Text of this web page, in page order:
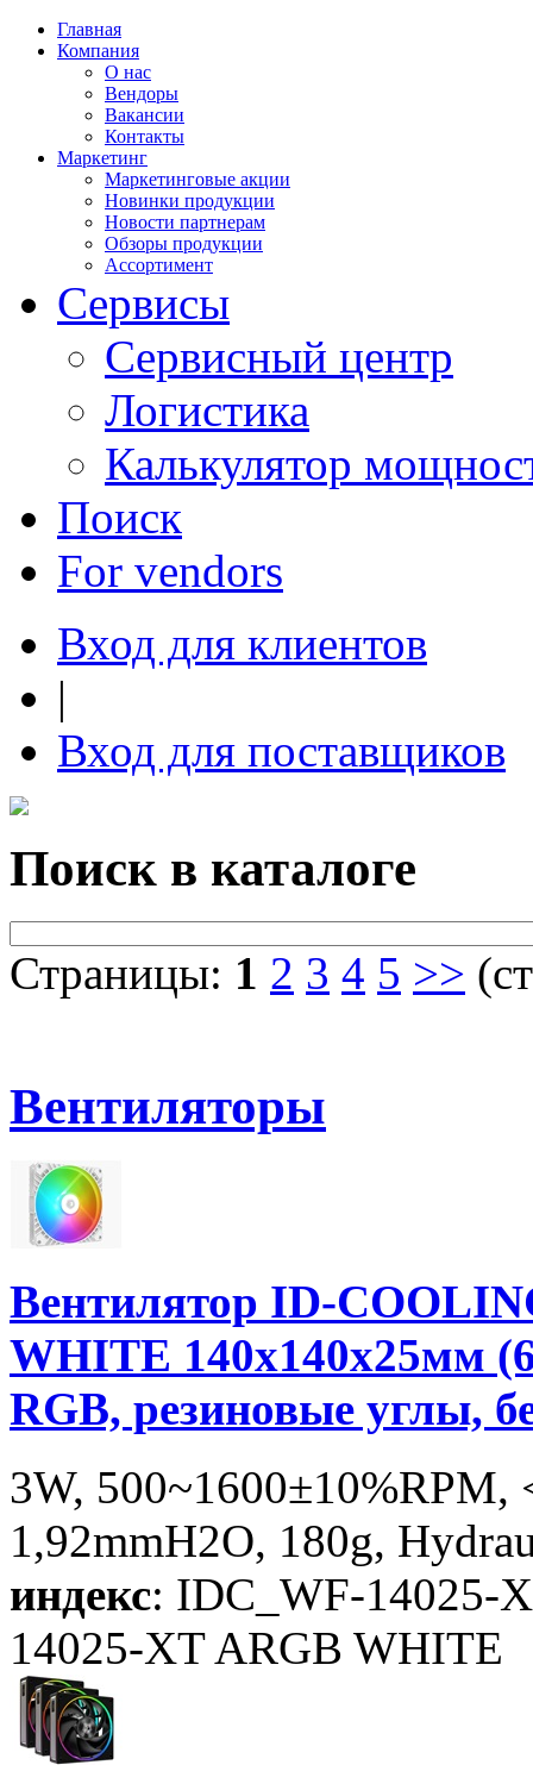
Главная
Компания
О нас
Вендоры
Вакансии
Контакты
Маркетинг
Маркетинговые акции
Новинки продукции
Новости партнерам
Обзоры продукции
Ассортимент
Сервисы
Сервисный центр
Логистика
Калькулятор
Поиск
For vendors
Вход для клиентов
|
Вход для поставщиков
Поиск в каталоге
Страницы: 1 2 3 4 5 >>
Вентиляторы
Вентилятор ID-
WHITE 140x140x25мм
RGB, резиновые углы,
3W,
1,92mmH2O, 180g,
индекс: IDC_WF-14025-
14025-XT ARGB WHITE